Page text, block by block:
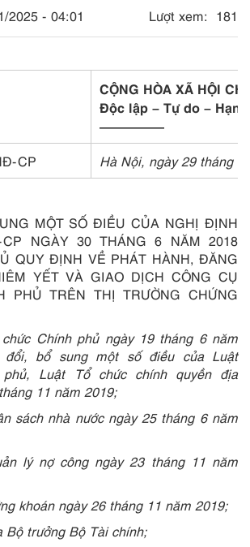
2025 - 04:01 Lượt xem: 181
CỘNG HÒA XÃ HỘI
Độc lập – Tự do –
—————
CP
Hà Nội, ngày 29 tháng
MỘT SỐ ĐIỀU CỦA NGHỊ ĐỊNH
CP NGÀY 30 THÁNG 6 NĂM 2018
QUY ĐỊNH VỀ PHÁT HÀNH, ĐĂNG
YẾT VÀ GIAO DỊCH CÔNG CỤ
PHỦ TRÊN THỊ TRƯỜNG CHỨNG
Chính phủ ngày 19 tháng 6 năm
đổi, bổ sung một số điều của Luật
Luật Tổ chức chính quyền địa
11 năm 2019;
sách nhà nước ngày 25 tháng 6 năm
lý nợ công ngày 23 tháng 11 năm
khoán ngày 26 tháng 11 năm 2019;
Bộ trưởng Bộ Tài chính;